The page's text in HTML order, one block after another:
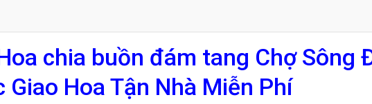
chia buồn đám tang Chợ Sông
Giao Hoa Tận Nhà Miễn Phí